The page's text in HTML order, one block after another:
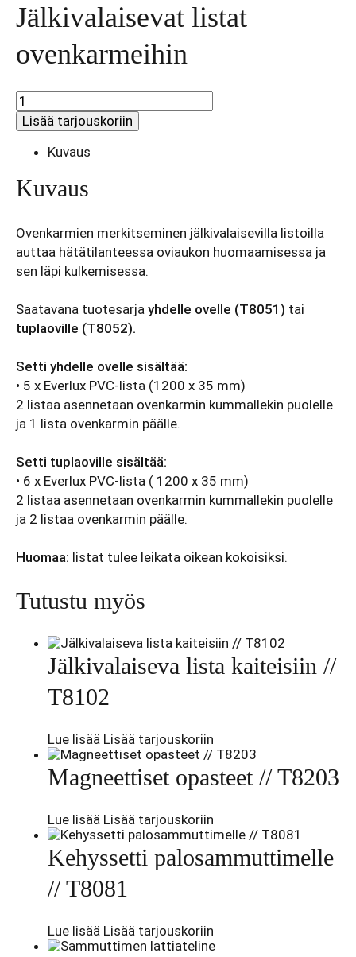
Jälkivalaisevat listat
ovenkarmeihin
Jälkivalaisevat
listat
ovenkarmeihin
Lisää tarjouskoriin
Kuvaus
Kuvaus
Ovenkarmien merkitseminen jälkivalaisevilla listoilla
auttaa hätätilanteessa oviaukon huomaamisessa ja
sen läpi kulkemisessa.
Saatavana tuotesarja yhdelle ovelle (T8051) tai
tuplaoville (T8052).
Setti yhdelle ovelle sisältää:
• 5 x Everlux PVC-lista (1200 x 35 mm)
2 listaa asennetaan ovenkarmin kummallekin puolelle
ja 1 lista ovenkarmin päälle.
Setti tuplaoville sisältää:
• 6 x Everlux PVC-lista ( 1200 x 35 mm)
2 listaa asennetaan ovenkarmin kummallekin puolelle
ja 2 listaa ovenkarmin päälle.
Huomaa: listat tulee leikata oikean kokoisiksi.
Tutustu myös
Jälkivalaiseva lista kaiteisiin //
T8102
Lue lisää Lisää tarjouskoriin
Magneettiset opasteet // T8203
Lue lisää Lisää tarjouskoriin
Kehyssetti palosammuttimelle
// T8081
Lue lisää Lisää tarjouskoriin